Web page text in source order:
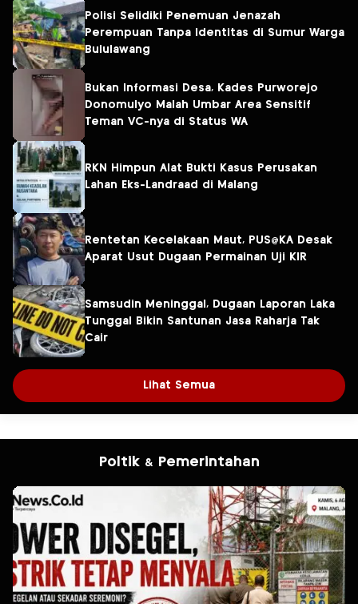
Polisi Selidiki Penemuan Jenazah
Perempuan Tanpa Identitas di Sumur Warga
Bululawang
Bukan Informasi Desa, Kades Purworejo
Donomulyo Malah Umbar Area Sensitif
Teman VC-nya di Status WA
RKN Himpun Alat Bukti Kasus Perusakan
Lahan Eks-Landraad di Malang
Rentetan Kecelakaan Maut, PUS@KA Desak
Aparat Usut Dugaan Permainan Uji KIR
Samsudin Meninggal, Dugaan Laporan Laka
Tunggal Bikin Santunan Jasa Raharja Tak
Cair
Lihat Semua
Poltik & Pemerintahan